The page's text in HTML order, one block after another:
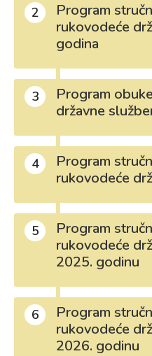
2
Program
rukovodeće
godina
3
Program
državne
4
Program
rukovodeće
5
Program
rukovodeće
2025. godinu
6
Program
rukovodeće
2026. godinu